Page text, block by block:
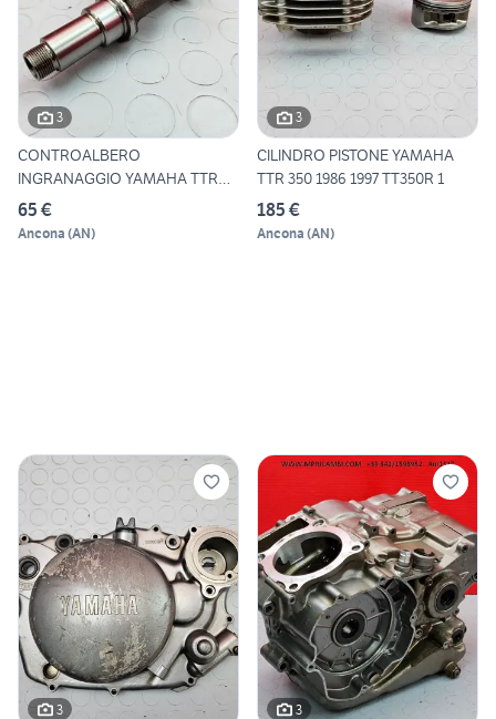
3
CONTROALBERO
INGRANAGGIO YAMAHA TTR
350 1986 1997
65 €
Ancona (AN)
3
CILINDRO PISTONE YAMAHA
TTR 350 1986 1997 TT350R 1
185 €
Ancona (AN)
3 3